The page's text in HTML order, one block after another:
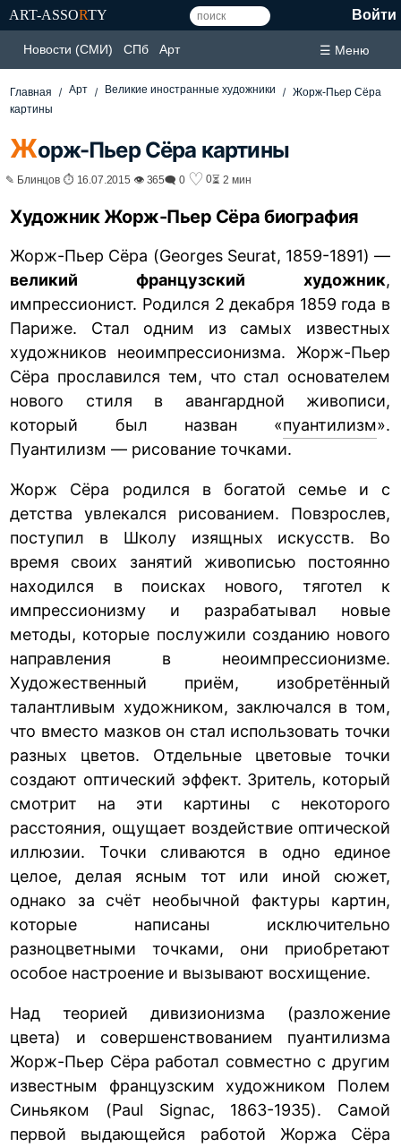
ART-ASSORTY Войти
Новости (СМИ) СПб Арт ☰ Меню
Главная Арт Великие иностранные художники
Жорж-Пьер Сёра
картины
Жорж-Пьер Сёра картины
✎ Блинцов ⏱ 16.07.2015 👁 365🗨 0 ♡ 0⏳ 2 мин
Художник Жорж-Пьер Сёра биография
Жорж-Пьер Сёра (Georges Seurat, 1859-1891) —
великий французский художник,
импрессионист. Родился 2 декабря 1859 года в
Париже. Стал одним из самых известных
художников неоимпрессионизма. Жорж-Пьер
Сёра прославился тем, что стал основателем
нового стиля в авангардной живописи,
который был назван «пуантилизм».
Пуантилизм — рисование точками.
Жорж Сёра родился в богатой семье и с
детства увлекался рисованием. Повзрослев,
поступил в Школу изящных искусств. Во
время своих занятий живописью постоянно
находился в поисках нового, тяготел к
импрессионизму и разрабатывал новые
методы, которые послужили созданию нового
направления в неоимпрессионизме.
Художественный приём, изобретённый
талантливым художником, заключался в том,
что вместо мазков он стал использовать точки
разных цветов. Отдельные цветовые точки
создают оптический эффект. Зритель, который
смотрит на эти картины с некоторого
расстояния, ощущает воздействие оптической
иллюзии. Точки сливаются в одно единое
целое, делая ясным тот или иной сюжет,
однако за счёт необычной фактуры картин,
которые написаны исключительно
разноцветными точками, они приобретают
особое настроение и вызывают восхищение.
Над теорией дивизионизма (разложение
цвета) и совершенствованием пуантилизма
Жорж-Пьер Сёра работал совместно с другим
известным французским художником Полем
Синьяком (Paul Signac, 1863-1935). Самой
первой выдающейся работой Жоржа Сёра